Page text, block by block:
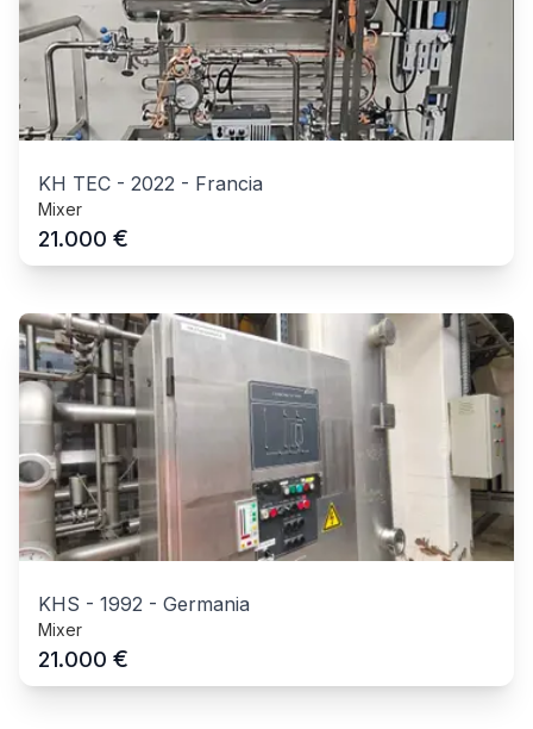
KH TEC - 2022 - Francia
Mixer
21.000 €
KHS - 1992 - Germania
Mixer
21.000 €